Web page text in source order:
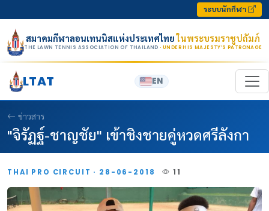
ระบบนักกีฬา
สมาคมกีฬาลอนเทนนิสแห่งประเทศไทยในพระบรมราชูปถัมภ์
THE LAWN TENNIS ASSOCIATION OF THAILAND · UNDER HIS MAJESTY’S PATRONAGE
LTAT EN
ข่าวสาร
"จิรัฏฐ์-ชาญชัย" เข้าชิงชายคู่หวดศรีลังกา
THAI PRO CIRCUIT · 28-06-2018 11